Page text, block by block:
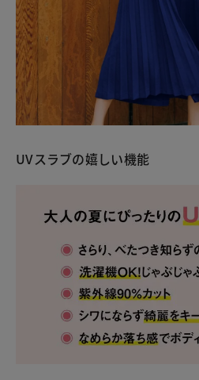
UVスラブの嬉しい機能